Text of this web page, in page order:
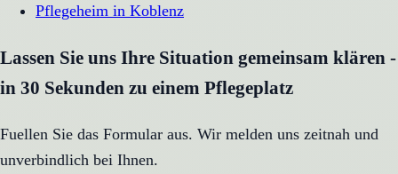
Pflegeheim in Koblenz
Lassen Sie uns Ihre Situation gemeinsam klären -
in 30 Sekunden zu einem Pflegeplatz
Fuellen Sie das Formular aus. Wir melden uns zeitnah und
unverbindlich bei Ihnen.